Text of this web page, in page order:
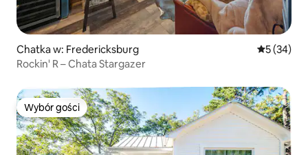
Chatka w: Fredericksburg Średnia
5 (34)
Rockin' R – Chata Stargazer
Wybór gości
Wybór gości